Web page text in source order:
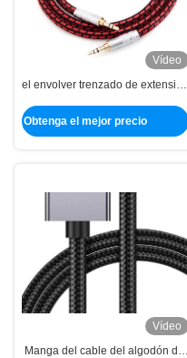
Vídeo
el envolver trenzado de extensión
algodón de la manga roja plana
del cable
Obtenga el mejor precio
Vídeo
Manga del cable del algodón del